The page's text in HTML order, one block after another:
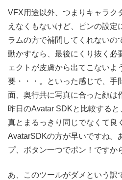
VFX用途以外、つまりキャラク
えなくもないけど、ピンの設定
ラムの方で補間してくれないの
動かすなら、最後にくり抜く必
ェクトが皮膚から出てこないよ
要・・・。といった感じで、手
面、奥行共に写真に合った顔は
昨日のAvatar SDKと比較する
真とまるっきり同じでなくて良
AvatarSDKの方が早いですね。
プ、ボタン一つでポン！ですか
あ、このツールがダメという訳